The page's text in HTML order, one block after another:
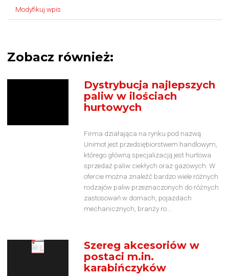
Modyfikuj wpis
Zobacz również:
Dystrybucja najlepszych
paliw w ilościach
hurtowych
Firma działająca na rynku pod nazwą
Unimot jest przedsiębiorstwem handlowym,
którego główną specjalizacją jest hurtowa
sprzedaż paliw ciekłych oraz gazowych. W
ofercie można znaleźć bardzo wiele różnych
rodzajów paliw przeznaczonych do różnych
zastosowań w domach, pojazdach
mechanicznych, branży ro...
Szereg akcesoriów w
postaci m.in.
karabińczyków